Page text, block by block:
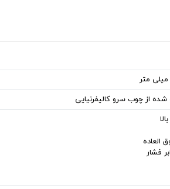
شده از چوب سرو کالیفرنیایی
العاده
فشار